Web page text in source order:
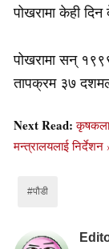
पोखरामा केही
पोखरामा सन्
तापक्रम ३७
Next Read:
मन्त्रालयलाई निर्देशन
#पौडी